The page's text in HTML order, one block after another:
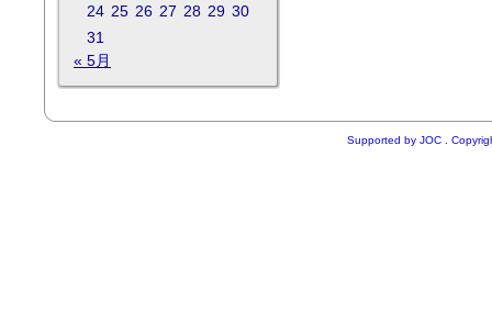
24 25 26 27 28 29 30
31
« 5月
Supported by JOC.